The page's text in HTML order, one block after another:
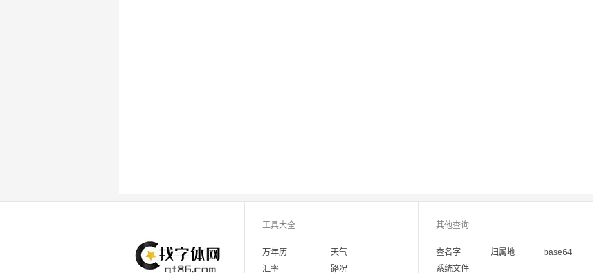
工具大全
万年历
天气
汇率
路况
其他查询
查名字 归属地
base64
系统文件